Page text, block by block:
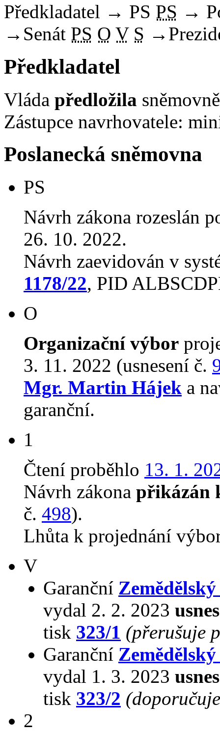
Předkladatel → PS PS →
→ Senát PS O V S →
Předkladatel
Vláda předložila
Zástupce navrhovatele:
Poslanecká sněmovna
PS
Návrh zákona rozeslán
26. 10. 2022.
Návrh zaevidován v
1178/22, PID
O
Organizační výbor
3. 11. 2022 (usnesení č.
Mgr. Martin Hájek a
garanční.
1
Čtení proběhlo 13. 1.
Návrh zákona přikázán
č. 498).
Lhůta k projednání
V
Garanční
vydal 2. 2. 2023
tisk 323/1 (přerušuje
Garanční
vydal 1. 3. 2023
tisk 323/2
2